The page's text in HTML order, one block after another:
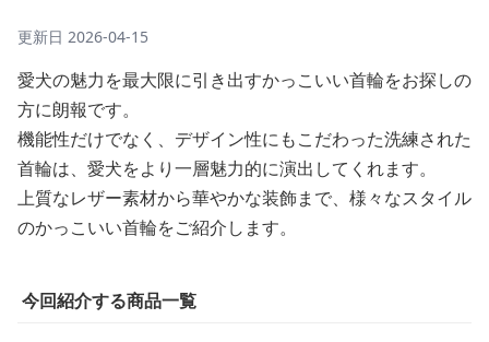
更新日 2026-04-15
愛犬の魅力を最大限に引き出すかっこいい首輪をお探しの
方に朗報です。
機能性だけでなく、デザイン性にもこだわった洗練された
首輪は、愛犬をより一層魅力的に演出してくれます。
上質なレザー素材から華やかな装飾まで、様々なスタイル
のかっこいい首輪をご紹介します。
今回紹介する商品一覧